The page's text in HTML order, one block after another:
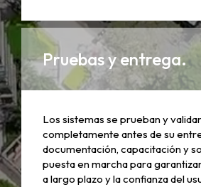
Pruebas y entrega.
Los sistemas se prueban y
completamente antes de su
documentación, capacitación y
puesta en marcha para
a largo plazo y la confianza del